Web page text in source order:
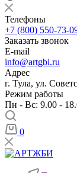
Телефоны
+7 (800) 550-73-
Заказать звонок
E-mail
info@artgbi.ru
Адрес
г. Тула, ул.
Режим работы
Пн - Вс: 9.00 -
0